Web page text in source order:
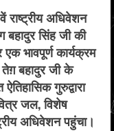
राष्ट्रीय अधिवेशन
सिंह जी की
भावपूर्ण कार्यक्रम
बहादुर जी के
गुरुद्वारा
जल, विशेष
अधिवेशन पहुंचा।